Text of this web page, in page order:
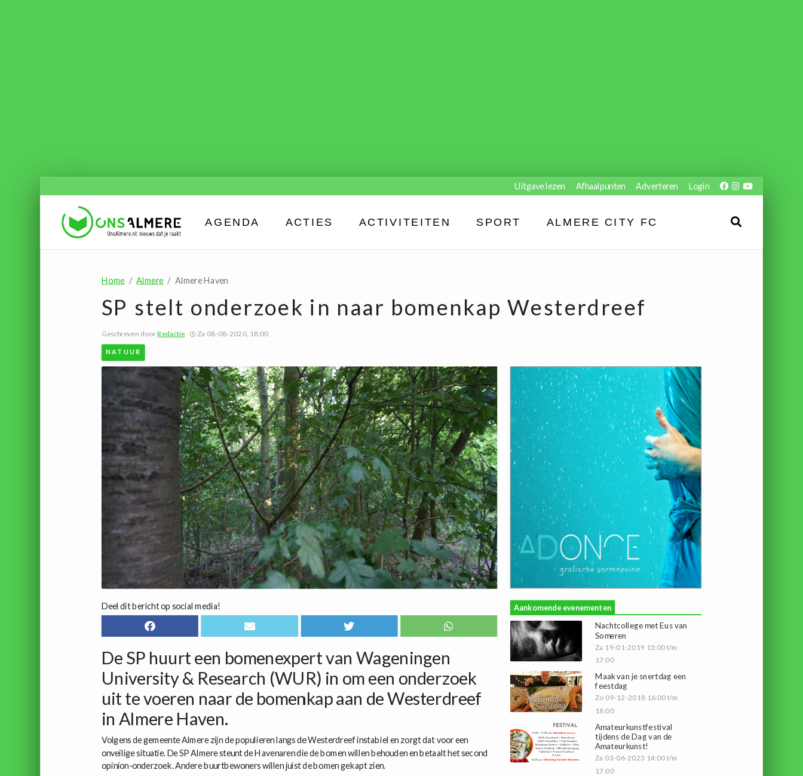
Uitgave lezen Afhaalpunten Adverteren Login
AGENDA ACTIES ACTIVITEITEN SPORT ALMERE CITY FC
Home Almere Almere Haven
SP stelt onderzoek in naar bomenkap Westerdreef
Geschreven doorRedactie Za 08-08-2020, 18:00
NATUUR
Deel dit bericht op social media!
De SP huurt een bomenexpert van Wageningen
University & Research (WUR) in om een onderzoek
uit te voeren naar de bomenkap aan de Westerdreef
in Almere Haven.
Volgens de gemeente Almere zijn de populieren langs de Westerdreef instabiel en zorgt dat voor een
onveilige situatie. De SP Almere steunt de Havenaren die de bomen willen behouden en betaalt het second
opinion-onderzoek. Andere buurtbewoners willen juist de bomen gekapt zien.
Aankomende evenementen
Nachtcollege met Eus van
Someren
Za 19-01-2019 15:00 t/m
17:00
Maak van je snertdag een
feestdag
Zo 09-12-2018 16:00 t/m
18:00
Amateurkunstfestival
tijdens de Dag van de
Amateurkunst!
Za 03-06-2023 14:00 t/m
17:00